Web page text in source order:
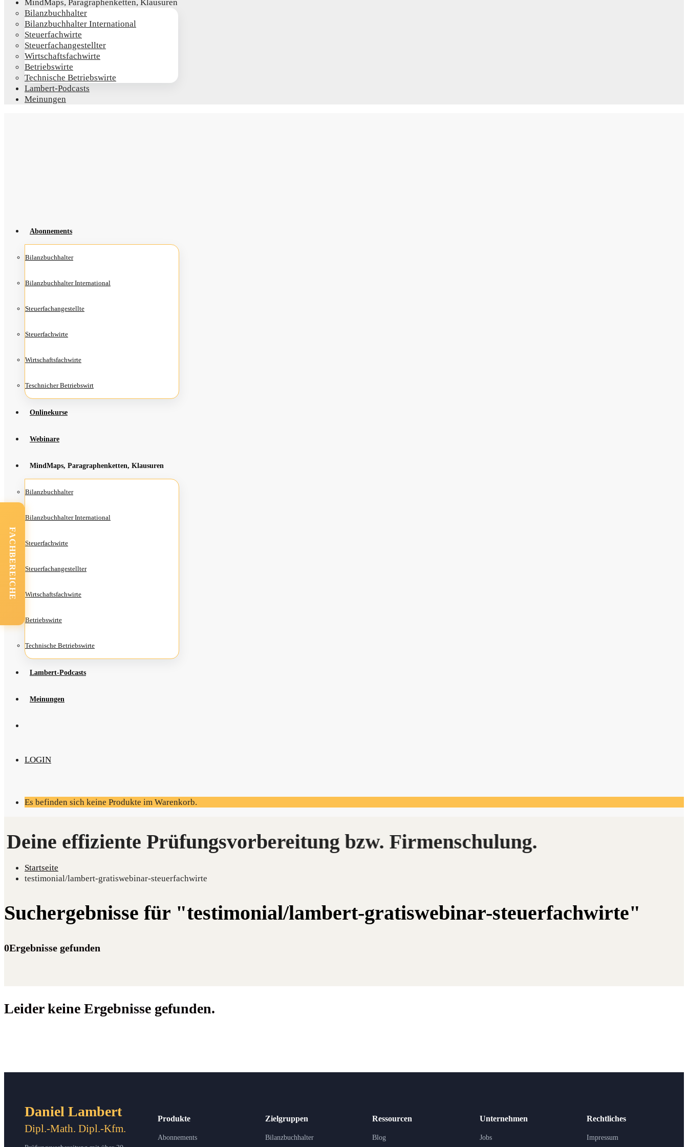
Mind­Maps, Para­gra­phen­ket­ten, Klausuren
Bilanz­buch­hal­ter
Bilanz­buch­hal­ter International
Steu­er­fach­wir­te
Steu­er­fach­an­ge­stell­ter
Wirt­schafts­fach­wir­te
Betriebs­wir­te
Tech­ni­sche Betriebswirte
Lam­­bert-Pod­­casts
Mei­nun­gen
Abon­ne­ments
Bilanz­buch­hal­ter
Bilanz­buch­hal­ter International
Steu­er­fach­an­ge­stell­te
Steu­er­fach­wir­te
Wirt­schafts­fach­wir­te
Teschni­cher Betriebswirt
Online­kur­se
Web­i­na­re
Mind­Maps, Para­gra­phen­ket­ten, Klausuren
Bilanz­buch­hal­ter
Bilanz­buch­hal­ter International
Steu­er­fach­wir­te
Steu­er­fach­an­ge­stell­ter
Wirt­schafts­fach­wir­te
Betriebs­wir­te
Tech­ni­sche Betriebswirte
Lam­­bert-Pod­­casts
Mei­nun­gen
LOGIN
Es befinden sich keine Produkte im Warenkorb.
Startseite
testimonial/lambert-gratiswebinar-steuerfachwirte
Suchergebnisse für "testimonial/lambert-gratiswebinar-steuerfachwirte"
0Ergebnisse gefunden
Leider keine Ergebnisse gefunden.
Daniel Lambert
Dipl.-Math. Dipl.-Kfm.
Produkte
Abonnements
Zielgruppen
Bilanzbuchhalter
Ressourcen
Blog
Unternehmen
Jobs
Rechtliches
Impressum
FACHBEREICHE